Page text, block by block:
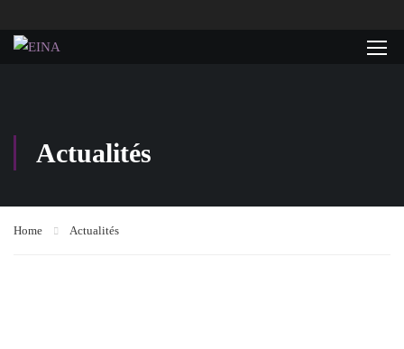
Actualités
Home Actualités